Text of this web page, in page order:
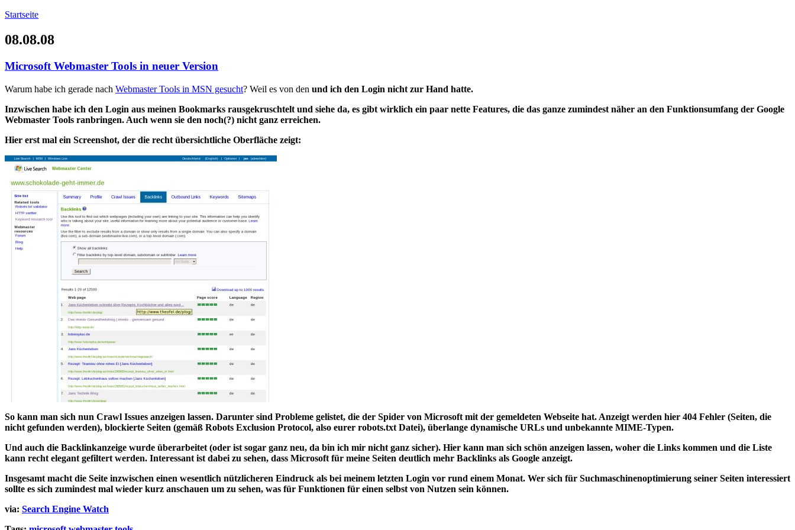
Startseite
08.08.08
Microsoft Webmaster Tools in neuer Version
Warum habe ich gerade nach Webmaster Tools in MSN gesucht? Weil es von den und ich den Login nicht zur Hand hatte.
Inzwischen habe ich den Login aus meinen Bookmarks rausgekruschtelt und siehe da, es gibt wirklich ein paar nette Features, die das ganze zumindest näher an den Funktionsumfang der Google
Webmaster Tools ranbringen. Auch wenn sie den noch(?) nicht ganz erreichen.
Hier erst mal ein Screenshot, der die recht übersichtliche Oberfläche zeigt:
So kann man sich nun Crawl Issues anzeigen lassen. Darunter sind Probleme gelistet, die der Spider von Microsoft mit der gemeldeten Webseite hat. Anzeigt werden hier 404 Fehler (Seiten, die
nicht gefunden werden), blockierte Seiten (gemäß Robots Exclusion Protocol, also eurer robots.txt Datei), überlange dynamische URLs und unbekannte MIME-Typen.
Und auch die Backlinkanzeige wurde überarbeitet (oder ist sogar ganz neu, da bin ich mir nicht ganz sicher). Hier kann man sich schön anzeigen lassen, woher die Links kommen und die Liste
kann recht elegant gefiltert werden. Interessant ist dabei zu sehen, dass Microsoft für meine Seiten deutlich mehr Backlinks als Google anzeigt.
Insgesamt macht die Seite inzwischen einen wesentlich nützlicheren Eindruck als bei meinem letzten Login vor rund einem Monat. Wer sich für Suchmaschinenoptimierung seiner Seiten interessiert
sollte es sich zumindest mal wieder kurz anschauen um zu sehen, was für Funktionen für einen selbst von Nutzen sein können.
via: Search Engine Watch